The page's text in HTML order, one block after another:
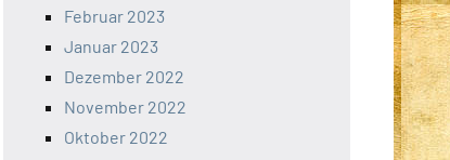
Februar 2023
Januar 2023
Dezember 2022
November 2022
Oktober 2022